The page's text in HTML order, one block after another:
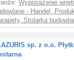
Wyposażenie
- Handel,
Stolarka
sp. z o.o.